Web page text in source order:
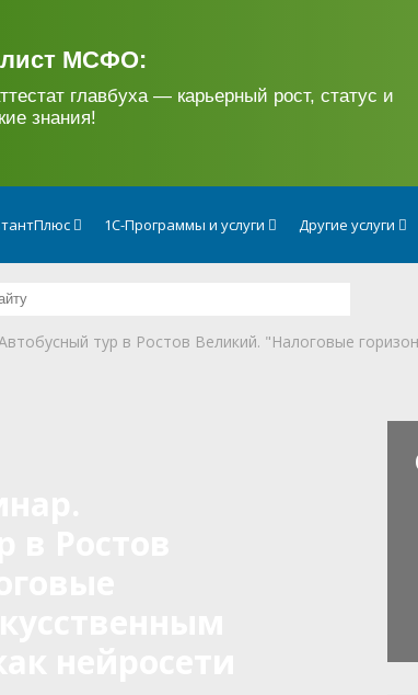
МСФО:
главбуха — карьерный рост, статус и
знания!
1С-Программы и услуги Другие услуги
тур в Ростов Великий. "Налоговые